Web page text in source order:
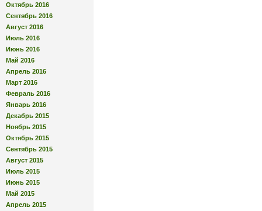
Октябрь 2016
Сентябрь 2016
Август 2016
Июль 2016
Июнь 2016
Май 2016
Апрель 2016
Март 2016
Февраль 2016
Январь 2016
Декабрь 2015
Ноябрь 2015
Октябрь 2015
Сентябрь 2015
Август 2015
Июль 2015
Июнь 2015
Май 2015
Апрель 2015